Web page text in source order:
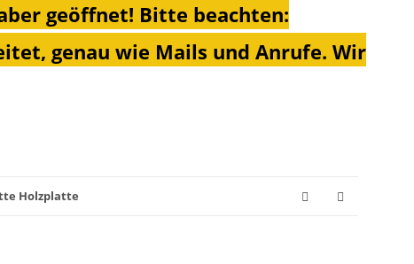
geöffnet! Bitte beachten:
genau wie Mails und Anrufe. Wir
Holzplatte